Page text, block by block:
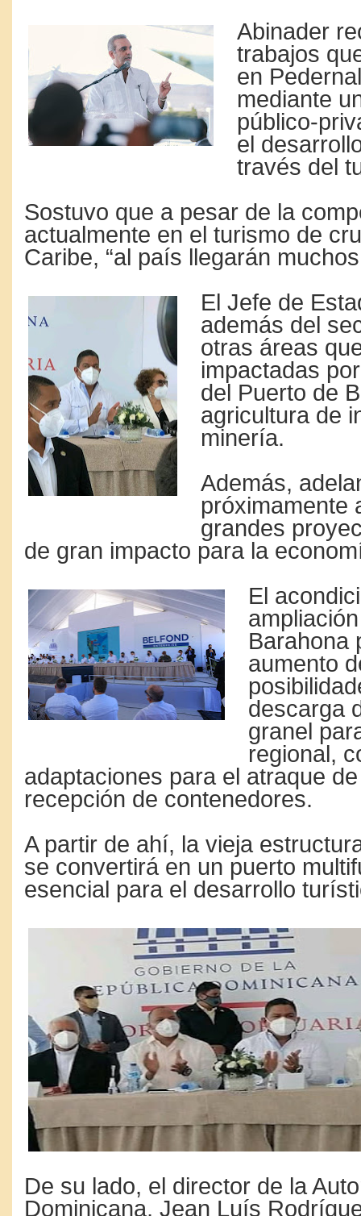
Abinader
trabajos
en
mediante
público-
el
través del
Sostuvo que a pesar de la
actualmente en el turismo de
Caribe, “al país llegarán
El Jefe de
además del
otras áreas
impactadas
del Puerto de
agricultura de
minería.
Además,
próximamente
grandes
de gran impacto para la
El
Barahona
aumento
descarga
granel
regional,
adaptaciones para el atraque
recepción de contenedores.
A partir de ahí, la vieja
se convertirá en un puerto
esencial para el desarrollo
De su lado, el director de la
Dominicana, Jean Luís